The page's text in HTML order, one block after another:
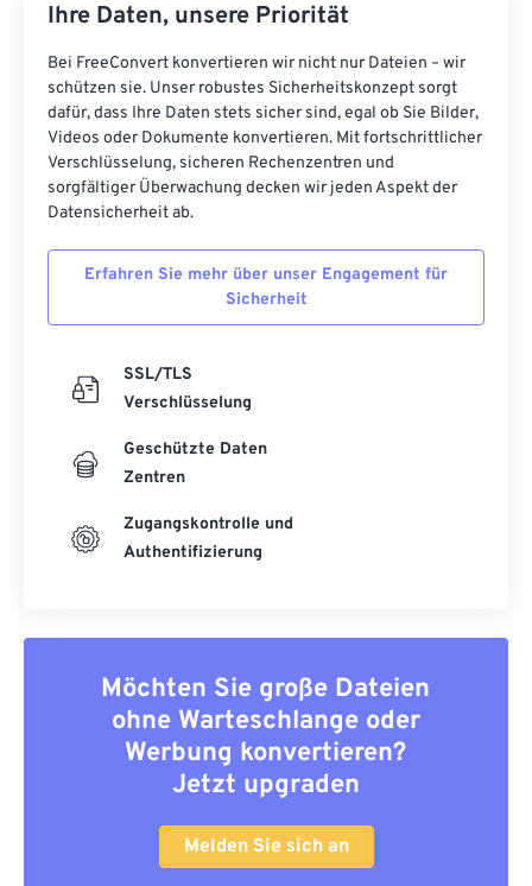
Ihre Daten, unsere Priorität
Bei FreeConvert konvertieren wir nicht nur Dateien – wir
schützen sie. Unser robustes Sicherheitskonzept sorgt
dafür, dass Ihre Daten stets sicher sind, egal ob Sie Bilder,
Videos oder Dokumente konvertieren. Mit fortschrittlicher
Verschlüsselung, sicheren Rechenzentren und
sorgfältiger Überwachung decken wir jeden Aspekt der
Datensicherheit ab.
Erfahren Sie mehr über unser Engagement für
Sicherheit
SSL/TLS
Verschlüsselung
Geschützte Daten
Zentren
Zugangskontrolle und
Authentifizierung
Möchten Sie große Dateien
ohne Warteschlange oder
Werbung konvertieren?
Jetzt upgraden
Melden Sie sich an